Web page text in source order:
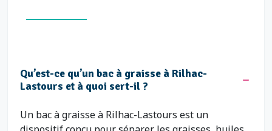
Qu’est-ce qu’un bac à graisse à Rilhac-
Lastours et à quoi sert-il ?
Un bac à graisse à Rilhac-Lastours est un